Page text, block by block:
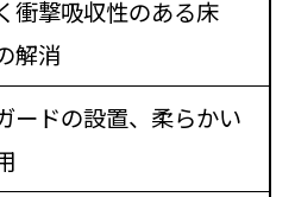
衝撃吸収性のある床
解消
ードの設置、柔らかい